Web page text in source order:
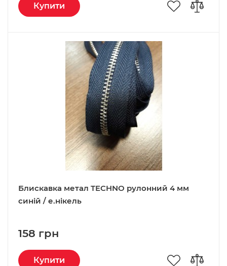
Купити
Блискавка метал TECHNO рулонний 4 мм
синій / е.нікель
158 грн
Купити